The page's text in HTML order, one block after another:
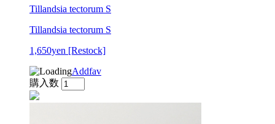
Tillandsia tectorum S
Tillandsia tectorum S
1,650yen [Restock]
Addfav
購入数